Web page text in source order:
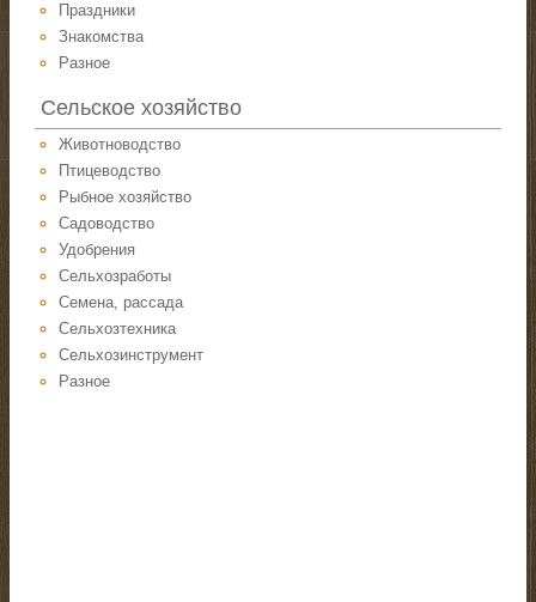
Праздники
Знакомства
Разное
Сельское хозяйство
Животноводство
Птицеводство
Рыбное хозяйство
Садоводство
Удобрения
Сельхозработы
Семена, рассада
Сельхозтехника
Сельхозинструмент
Разное